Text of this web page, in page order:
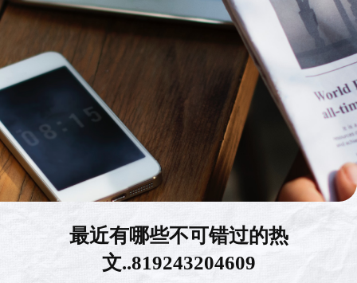
最近有哪些不可错过的热
文..819243204609